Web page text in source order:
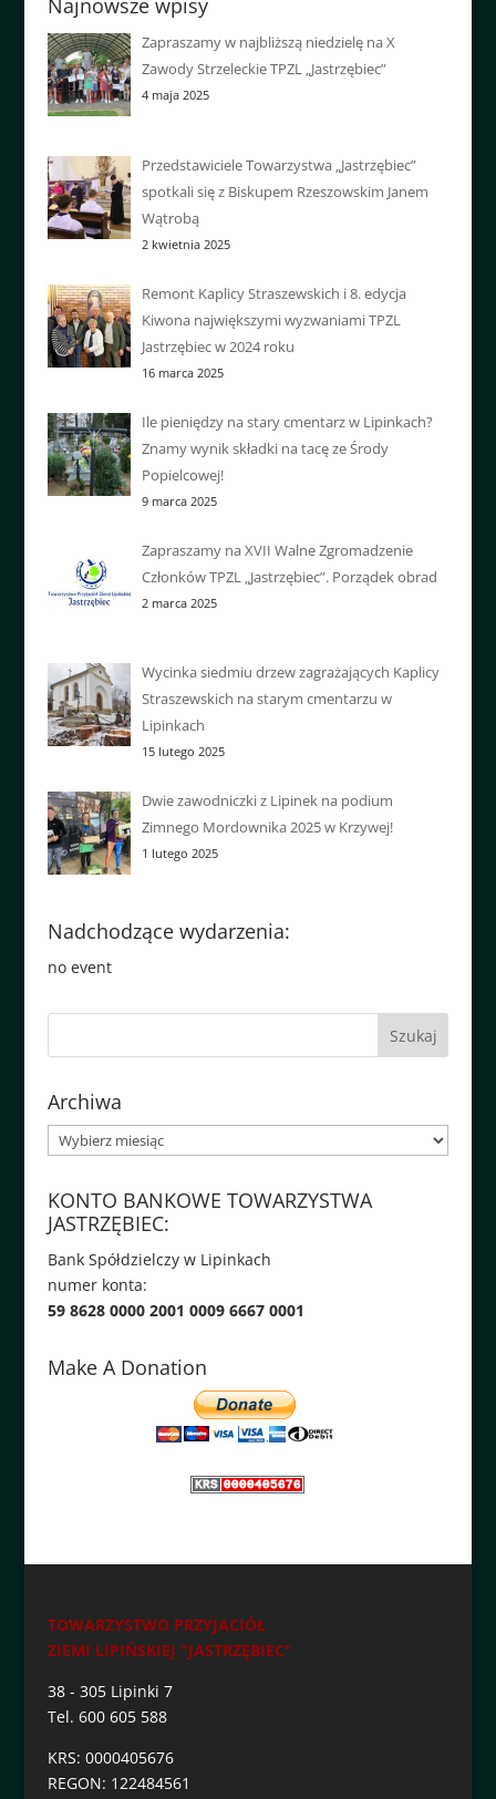
Najnowsze wpisy
Zapraszamy w najbliższą niedzielę na X
Zawody Strzeleckie TPZL „Jastrzębiec”
4 maja 2025
Przedstawiciele Towarzystwa „Jastrzębiec”
spotkali się z Biskupem Rzeszowskim Janem
Wątrobą
2 kwietnia 2025
Remont Kaplicy Straszewskich i 8. edycja
Kiwona największymi wyzwaniami TPZL
Jastrzębiec w 2024 roku
16 marca 2025
Ile pieniędzy na stary cmentarz w Lipinkach?
Znamy wynik składki na tacę ze Środy
Popielcowej!
9 marca 2025
Zapraszamy na XVII Walne Zgromadzenie
Członków TPZL „Jastrzębiec”. Porządek obrad
2 marca 2025
Wycinka siedmiu drzew zagrażających Kaplicy
Straszewskich na starym cmentarzu w
Lipinkach
15 lutego 2025
Dwie zawodniczki z Lipinek na podium
Zimnego Mordownika 2025 w Krzywej!
1 lutego 2025
Nadchodzące wydarzenia:
no event
Archiwa
Archiwa
KONTO BANKOWE TOWARZYSTWA
JASTRZĘBIEC:
Bank Spółdzielczy w Lipinkach
numer konta:
59 8628 0000 2001 0009 6667 0001
Make A Donation
TOWARZYSTWO PRZYJACIÓŁ
ZIEMI LIPIŃSKIEJ "JASTRZĘBIEC"
38 - 305 Lipinki 7
Tel. 600 605 588
KRS: 0000405676
REGON: 122484561